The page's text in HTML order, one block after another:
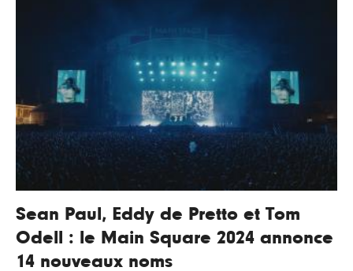
Sean Paul, Eddy de Pretto et Tom
Odell : le Main Square 2024 annonce
14 nouveaux noms